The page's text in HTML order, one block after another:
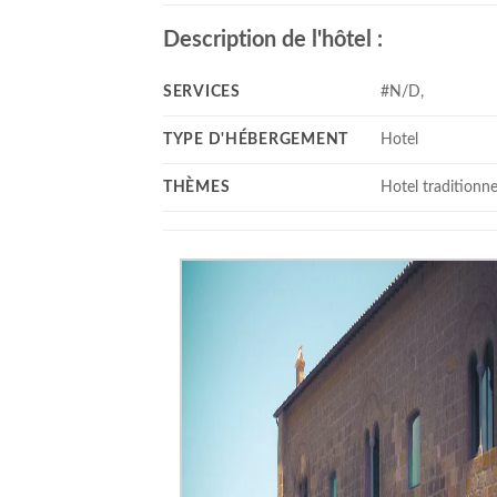
Description de l'hôtel :
SERVICES #N/D,
TYPE D'HÉBERGEMENT Hotel
THÈMES Hotel